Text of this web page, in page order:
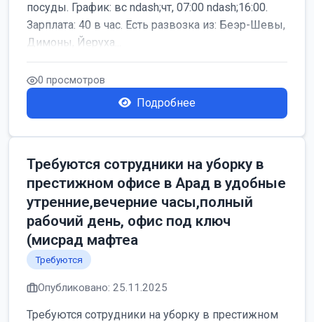
посуды. График: вс ndash;чт, 07:00 ndash;16:00.
Зарплата: 40 в час. Есть развозка из: Беэр-Шевы,
Димоны, Йеруха...
0 просмотров
Подробнее
Требуются сотрудники на уборку в
престижном офисе в Арад в удобные
утренние,вечерние часы,полный
рабочий день, офис под ключ
(мисрад мафтеа
Требуются
Опубликовано: 25.11.2025
Требуются сотрудники на уборку в престижном